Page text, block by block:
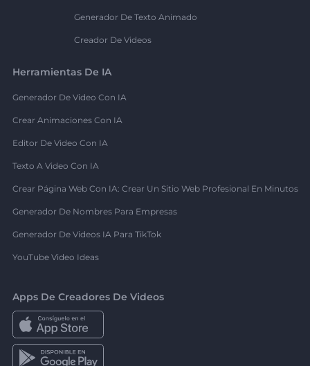
Generador De Texto Animado
Creador De Videos
Herramientas De IA
Generador De Video Con IA
Crear Animaciones Con IA
Editor De Video Con IA
Texto A Video Con IA
Crear Página Web Con IA: Crear Un Sitio Web Profesional En Minutos
Generador De Nombres Para Empresas
Generador De Videos IA Para TikTok
YouTube Video Ideas
Apps De Creadores De Videos